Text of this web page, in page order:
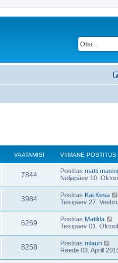
VAATAMISI VIIMANE POSTITUS
7844V
a
a
V
m
a
n
e
p
o
s
t
t
u
Postitas
Neljapäev 10.
3984V
a
a
V
i
m
a
n
e
p
o
s
Postitas Kai.Kesa
Teisipäev 27.
6269
a
V
i
m
a
n
e
Postitas Matilda
Teisipäev 01.
8258
V
Postitas mlauri
Reede 03. Aprill